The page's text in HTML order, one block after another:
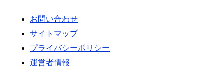
お問い合わせ
サイトマップ
プライバシーポリシー
運営者情報